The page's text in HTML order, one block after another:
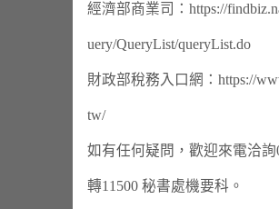
經濟部商業司：https://
uery/QueryList/queryList.do
財政部稅務入口網：https://
tw/
如有任何疑問，歡迎來電洽詢
轉11500 秘書處機要科。